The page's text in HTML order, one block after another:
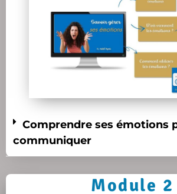
Comprendre ses émotions
communiquer
Module 2